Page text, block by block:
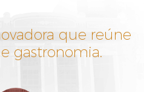
que reúne
gastronomia.